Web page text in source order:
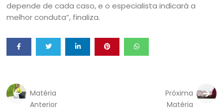
depende de cada caso, e o especialista indicará a
melhor conduta”, finaliza.
Matéria
Anterior
Próxima
Matéria